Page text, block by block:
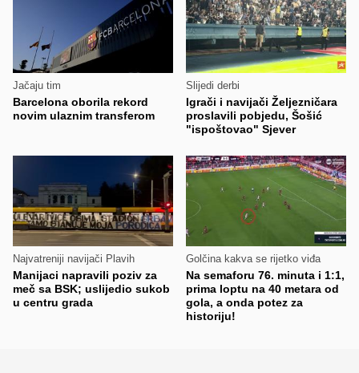
Jačaju tim
Barcelona oborila rekord
novim ulaznim transferom
Slijedi derbi
Igrači i navijači Željezničara
proslavili pobjedu, Šošić
"ispoštovao" Sjever
Najvatreniji navijači Plavih
Manijaci napravili poziv za
meč sa BSK; uslijedio sukob
u centru grada
Golčina kakva se rijetko viđa
Na semaforu 76. minuta i 1:1,
prima loptu na 40 metara od
gola, a onda potez za
historiju!